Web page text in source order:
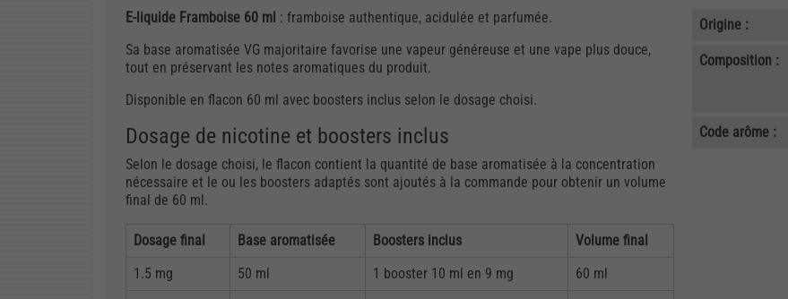
E-liquide Framboise 60 ml : framboise authentique, acidulée et parfumée.
Sa base aromatisée VG majoritaire favorise une vapeur généreuse et une vape plus douce,
tout en préservant les notes aromatiques du produit.
Disponible en flacon 60 ml avec boosters inclus selon le dosage choisi.
Dosage de nicotine et boosters inclus
Selon le dosage choisi, le flacon contient la quantité de base aromatisée à la concentration
nécessaire et le ou les boosters adaptés sont ajoutés à la commande pour obtenir un volume
final de 60 ml.
Dosage final Base aromatisée Boosters inclus
Volume final
1.5 mg
50 ml 1 booster 10 ml en 9 mg
60 ml
Origine :
Composition :
Code arôme :